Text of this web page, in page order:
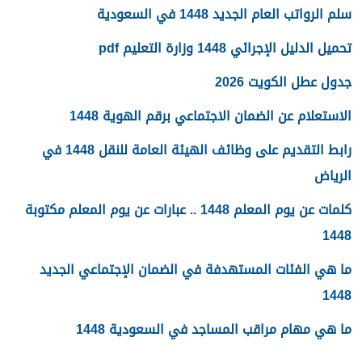
سلم الرواتب العام الجديد 1448 في السعودية
تحميل الدليل الإجرائي 1448 وزارة التعليم pdf
جدول عطل الكويت 2026
الاستعلام عن الضمان الاجتماعي برقم الهوية 1448
رابط التقديم على وظائف الهيئة العامة للنقل 1448 في
الرياض
كلمات عن يوم المعلم 1448 .. عبارات عن يوم المعلم مكتوبة
1448
ما هي الفئات المستهدفة في الضمان الإجتماعي الجديد
1448
ما هي مهام مراقب المساجد في السعودية 1448